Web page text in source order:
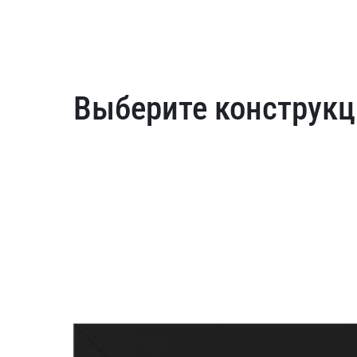
Выберите